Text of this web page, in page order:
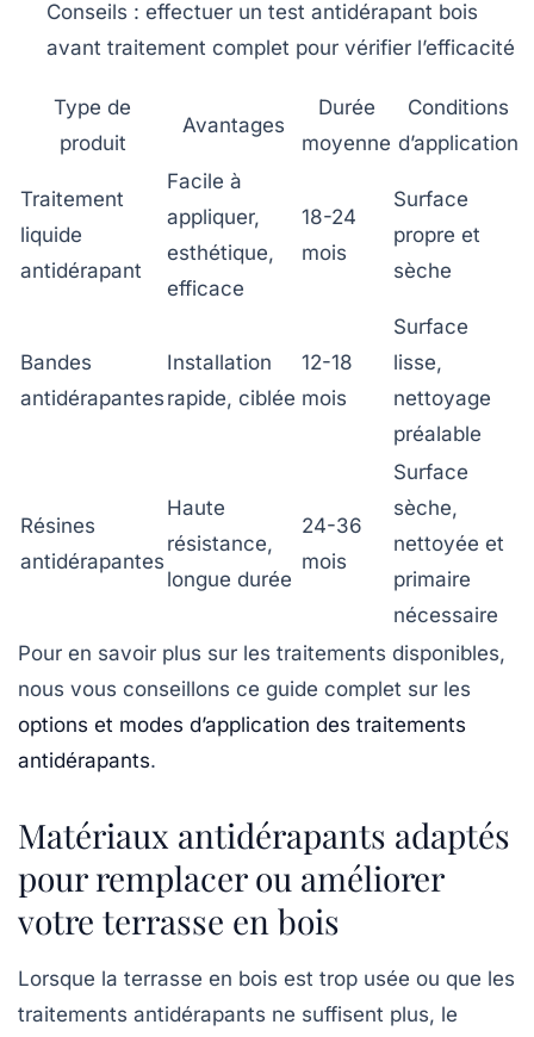
Conseils : effectuer un test antidérapant bois
avant traitement complet pour vérifier l’efficacité
Type de
produit
Avantages
Durée
moyenne
Conditions
d’application
Traitement
liquide
antidérapant
Facile à
appliquer,
esthétique,
efficace
18-24
mois
Surface
propre et
sèche
Bandes
antidérapantes
Installation
rapide, ciblée
12-18
mois
Surface
lisse,
nettoyage
préalable
Résines
antidérapantes
Haute
résistance,
longue durée
24-36
mois
Surface
sèche,
nettoyée et
primaire
nécessaire
Pour en savoir plus sur les traitements disponibles,
nous vous conseillons ce guide complet sur les
options et modes d’application des traitements
antidérapants.
Matériaux antidérapants adaptés
pour remplacer ou améliorer
votre terrasse en bois
Lorsque la terrasse en bois est trop usée ou que les
traitements antidérapants ne suffisent plus, le